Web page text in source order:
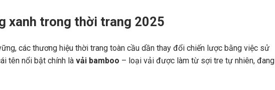
xanh trong thời trang 2025
các thương hiệu thời trang toàn cầu dần thay đổi chiến lược bằng việc sử
tên nổi bật chính là vải bamboo – loại vải được làm từ sợi tre tự nhiên, đang